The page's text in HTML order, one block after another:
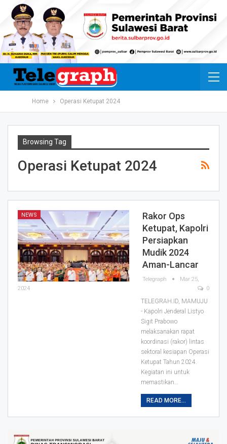
Home Operasi Ketupat 2024
Browsing Tag
Operasi Ketupat 2024
NEWS
Rakor Ops
Ketupat, Kapolri
Persiapkan
Mudik 2024
Aman-Lancar
Telegraph
Mar 25,
2024
0
TELEGRAH.ID, MAMUJU
- Kapolri Jenderal Listyo
Sigit Prabowo
melaksanakan rapat
koordinasi (rakor) lintas
sektoral kesiapan Operasi
Ketupat Tahun 2024.
Kegiatan ini untuk
memastikan…
READ MORE...